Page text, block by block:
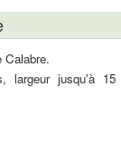
Calabre.
largeur jusqu'à 15